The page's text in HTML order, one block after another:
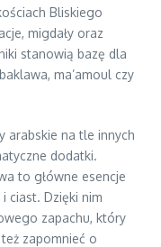
Bliskiego
migdały oraz
stanowią bazę dla
ma’amoul czy
arabskie na tle innych
dodatki.
to główne esencje
ciast. Dzięki nim
zapachu, który
też zapomnieć o